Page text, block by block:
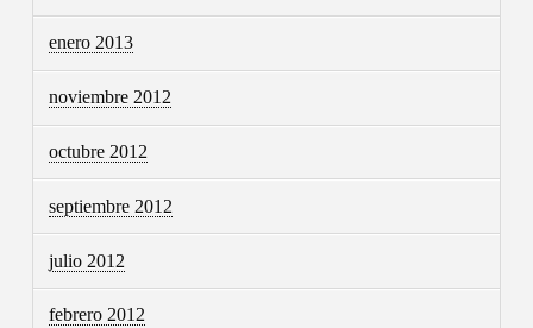
enero 2013
noviembre 2012
octubre 2012
septiembre 2012
julio 2012
febrero 2012